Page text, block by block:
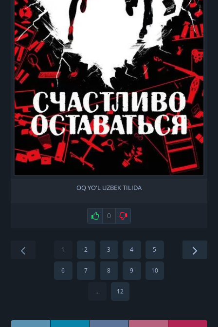
OQ YO'L UZBEK TILIDA
Нравится
0 Не нравится
1 2 3 4 5
6 7 8 9 10
... 12